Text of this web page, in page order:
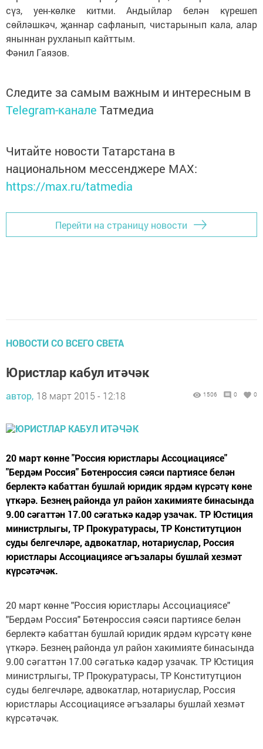
сүз, уен-көлке китми. Андыйлар белән күрешеп
сөйләшкәч, җаннар сафланып, чистарынып кала, алар
яныннан рухланып кайттым.
Фәнил Гаязов.
Следите за самым важным и интересным в
Telegram-канале Татмедиа
Читайте новости Татарстана в
национальном мессенджере MАХ:
https://max.ru/tatmedia
Перейти на страницу новости
НОВОСТИ СО ВСЕГО СВЕТА
Юристлар кабул итәчәк
автор, 18 март 2015 - 12:18 1506 0 0
20 март көнне "Россия юристлары Ассоциациясе"
"Бердәм Россия" Бөтенроссия сәяси партиясе белән
берлектә кабаттан бушлай юридик ярдәм күрсәтү көне
үткәрә. Безнең районда ул район хакимияте бинасында
9.00 сәгаттән 17.00 сәгатькә кадәр узачак. ТР Юстиция
министрлыгы, ТР Прокуратурасы, ТР Конститутцион
суды белгечләре, адвокатлар, нотариуслар, Россия
юристлары Ассоциациясе әгъзалары бушлай хезмәт
күрсәтәчәк.
20 март көнне "Россия юристлары Ассоциациясе"
"Бердәм Россия" Бөтенроссия сәяси партиясе белән
берлектә кабаттан бушлай юридик ярдәм күрсәтү көне
үткәрә. Безнең районда ул район хакимияте бинасында
9.00 сәгаттән 17.00 сәгатькә кадәр узачак. ТР Юстиция
министрлыгы, ТР Прокуратурасы, ТР Конститутцион
суды белгечләре, адвокатлар, нотариуслар, Россия
юристлары Ассоциациясе әгъзалары бушлай хезмәт
күрсәтәчәк.